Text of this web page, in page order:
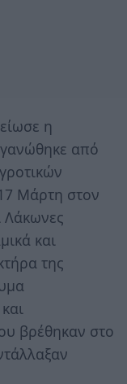
η
από
Μάρτη στον
Λάκωνες
και
της
βρέθηκαν στο